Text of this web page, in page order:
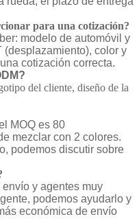
para una cotización?
modelo de automóvil y
(desplazamiento), color y
cotización correcta.
del cliente, diseño de la
MOQ es 80
mezclar con 2 colores.
podemos discutir sobre
y agentes muy
podemos ayudarlo y
económica de envío